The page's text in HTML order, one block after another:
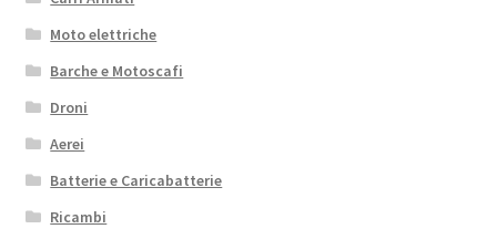
Moto elettriche
Barche e Motoscafi
Droni
Aerei
Batterie e Caricabatterie
Ricambi